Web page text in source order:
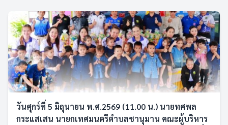
วันศุกร์ที่ 5 มิถุนายน พ.ศ.2569 (11.00 น.) นายทศพล
กระแสเสน นายกเทศมนตรีตำบลชานุมาน คณะผู้บริหาร